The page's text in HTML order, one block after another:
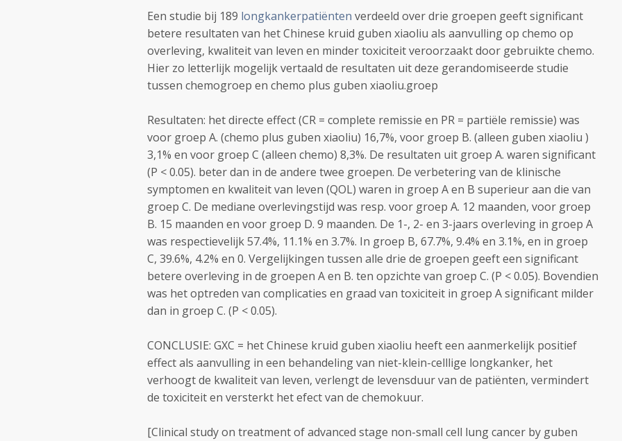
Een studie bij 189 longkankerpatiënten verdeeld over drie groepen geeft significant
betere resultaten van het Chinese kruid guben xiaoliu als aanvulling op chemo op
overleving, kwaliteit van leven en minder toxiciteit veroorzaakt door gebruikte chemo.
Hier zo letterlijk mogelijk vertaald de resultaten uit deze gerandomiseerde studie
tussen chemogroep en chemo plus guben xiaoliu.groep
Resultaten: het directe effect (CR = complete remissie en PR = partiële remissie) was
voor groep A. (chemo plus guben xiaoliu) 16,7%, voor groep B. (alleen guben xiaoliu )
3,1% en voor groep C (alleen chemo) 8,3%. De resultaten uit groep A. waren significant
(P < 0.05). beter dan in de andere twee groepen. De verbetering van de klinische
symptomen en kwaliteit van leven (QOL) waren in groep A en B superieur aan die van
groep C. De mediane overlevingstijd was resp. voor groep A. 12 maanden, voor groep
B. 15 maanden en voor groep D. 9 maanden. De 1-, 2- en 3-jaars overleving in groep A
was respectievelijk 57.4%, 11.1% en 3.7%. In groep B, 67.7%, 9.4% en 3.1%, en in groep
C, 39.6%, 4.2% en 0. Vergelijkingen tussen alle drie de groepen geeft een significant
betere overleving in de groepen A en B. ten opzichte van groep C. (P < 0.05). Bovendien
was het optreden van complicaties en graad van toxiciteit in groep A significant milder
dan in groep C. (P < 0.05).
CONCLUSIE: GXC = het Chinese kruid guben xiaoliu heeft een aanmerkelijk positief
effect als aanvulling in een behandeling van niet-klein-celllige longkanker, het
verhoogt de kwaliteit van leven, verlengt de levensduur van de patiënten, vermindert
de toxiciteit en versterkt het efect van de chemokuur.
[Clinical study on treatment of advanced stage non-small cell lung cancer by guben